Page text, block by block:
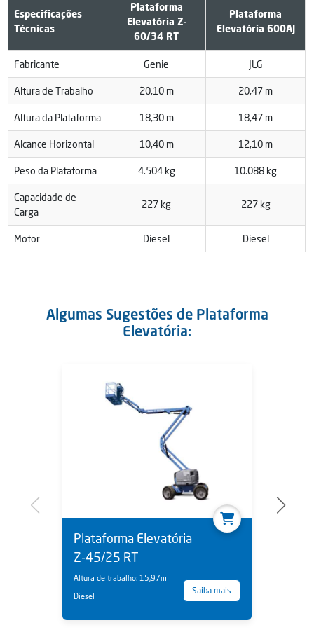
Especificações
Técnicas
Plataforma
Elevatória Z-
60/34 RT
Plataforma
Elevatória 600AJ
Fabricante Genie JLG
Altura de Trabalho 20,10 m 20,47 m
Altura da Plataforma 18,30 m 18,47 m
Alcance Horizontal 10,40 m 12,10 m
Peso da Plataforma 4.504 kg 10.088 kg
Capacidade de
Carga
227 kg 227 kg
Motor Diesel Diesel
Algumas Sugestões de Plataforma
Elevatória:
Plataforma Elevatória
Z-45/25 RT
Altura de trabalho: 15,97m
Diesel
Saiba mais